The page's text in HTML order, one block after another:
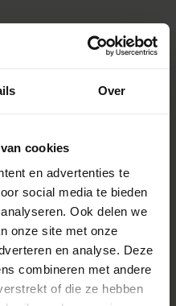
Over
cookies
en advertenties te
social media te bieden
Ook delen we
onze site met onze
en analyse. Deze
combineren met andere
of die ze hebben